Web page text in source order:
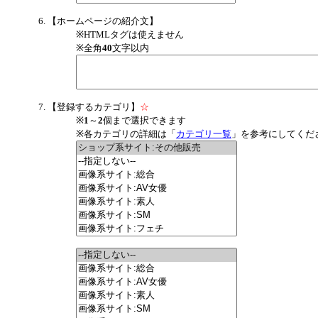
【ホームページの紹介文】
※HTMLタグは使えません
※全角40文字以内
【登録するカテゴリ】 ☆
※1 ～2個まで選択できます
※各カテゴリの詳細は「カテゴリ一覧 」を参考にしてくだ